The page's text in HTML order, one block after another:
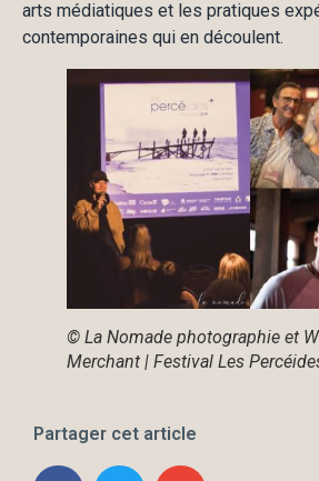
arts médiatiques et les pratiques
contemporaines qui en découlent.
© La Nomade photographie et
Merchant | Festival Les
Partager cet article